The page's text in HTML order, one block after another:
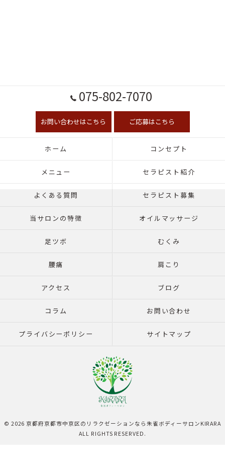
075-802-7070
お問い合わせはこちら ご応募はこちら
ホーム コンセプト
メニュー セラピスト紹介
よくある質問 セラピスト募集
当サロンの特徴 オイルマッサージ
足ツボ むくみ
腰痛 肩こり
アクセス ブログ
コラム お問い合わせ
プライバシーポリシー サイトマップ
© 2026 京都府京都市中京区のリラクゼーションなら朱雀ボディーサロンKIRARA
ALL RIGHTS RESERVED.